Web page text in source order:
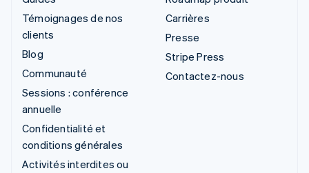
Témoignages de nos
clients
Blog
Communauté
Sessions : conférence
annuelle
Confidentialité et
conditions générales
Activités interdites ou
Carrières
Presse
Stripe Press
Contactez-nous